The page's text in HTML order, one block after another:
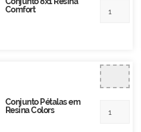
Comfort
Conjunto Pétalas em
Resina Colors